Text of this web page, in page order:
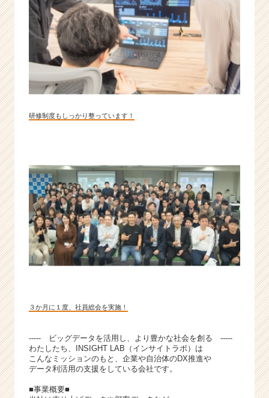
研修制度もしっかり整っています！
３か月に１度、社員総会を実施！
----- ビッグデータを活用し、より豊かな社会を創る -----
わたしたち、INSIGHT LAB（インサイトラボ）は
こんなミッションのもと、企業や自治体のDX推進や
データ利活用の支援をしている会社です。
■事業概要■